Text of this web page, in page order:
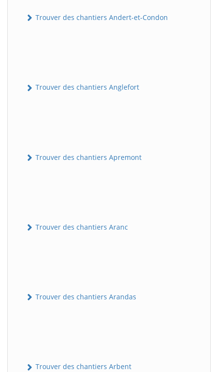
Trouver des chantiers Andert-et-Condon
Trouver des chantiers Anglefort
Trouver des chantiers Apremont
Trouver des chantiers Aranc
Trouver des chantiers Arandas
Trouver des chantiers Arbent